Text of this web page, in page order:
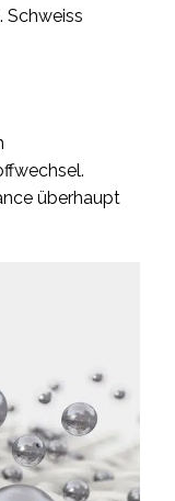
Schweiss
überhaupt